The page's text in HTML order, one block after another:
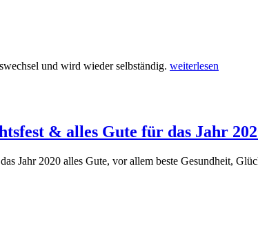
und wird wieder selbständig. weiterlesen
& alles Gute für das Jahr
Jahr 2020 alles Gute, vor allem beste Gesundheit,